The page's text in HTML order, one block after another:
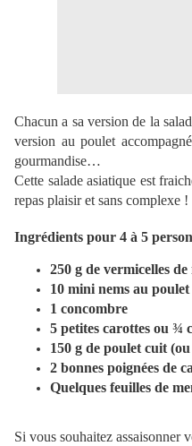
Chacun a sa version de la
version au poulet
gourmandise…
Cette salade asiatique est
repas plaisir et sans complexe !
Ingrédients pour 4 à 5
250 g de vermicelles
10 mini nems au poulet
1 concombre
5 petites carottes ou ¾
150 g de poulet cuit
2 bonnes poignées de
Quelques feuilles de
Si vous souhaitez assaisonner